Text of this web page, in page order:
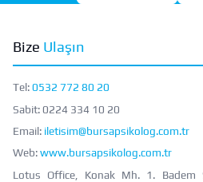
Bize Ulaşın
Tel:0532 772 80 20
Sabit:0224 334 10 20
Email: iletisim@bursapsikolog.com.tr
Web:www.bursapsikolog.com.tr
Lotus Office, Konak Mh. 1.